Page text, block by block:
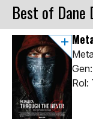
Best of Dane
Rol: